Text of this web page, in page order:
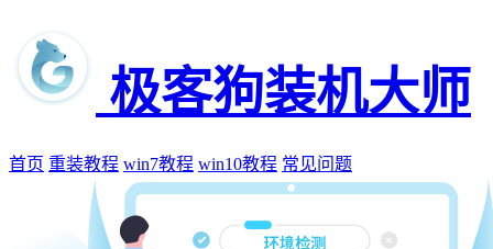
极客狗装机大师
首页 重装教程 win7教程 win10教程 常见问题